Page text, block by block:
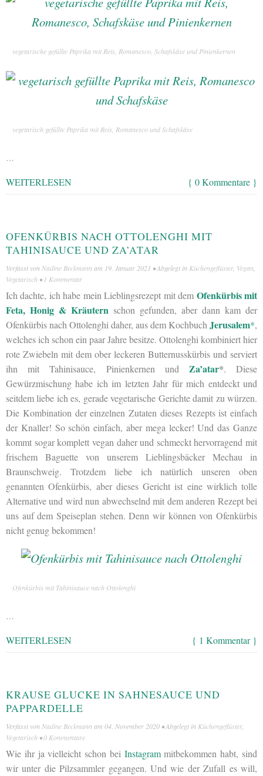
vegetarische gefüllte Paprika mit Reis, Romanesco, Schafskäse und Pinienkernen
vegetarisch gefüllte Paprika mit Reis, Romanesco und Schafskäse
…
WEITERLESEN { 0 Kommentare }
OFENKÜRBIS NACH OTTOLENGHI MIT
TAHINISAUCE UND ZA’ATAR
Verfasst von Nadine Beckmann am 19. Januar 2021 • Abgelegt in Küchengeflüster, Vegan,
Vegetarisch •1 Kommentar
Ich dachte, ich habe mein Lieblingsrezept mit dem Ofenkürbis mit
Feta, Honig & Kräutern schon gefunden, aber dann kam der
Ofenkürbis nach Ottolenghi daher, aus dem KochbuchJerusalem*,
welches ich schon ein paar Jahre besitze. Ottolenghi kombiniert hier
rote Zwiebeln mit dem ober leckeren Butternusskürbis und serviert
ihn mit Tahinisauce, Pinienkernen und Za’atar*. Diese
Gewürzmischung habe ich im letzten Jahr für mich entdeckt und
seitdem liebe ich es, gerade vegetarische Gerichte damit zu würzen.
Die Kombination der einzelnen Zutaten dieses Rezepts ist einfach
der Knaller! So schön einfach, aber mega lecker! Und das Ganze
kommt sogar komplett vegan daher und schmeckt hervorragend mit
frischem Baguette von unserem Lieblingsbäcker Mechau in
Braunschweig. Trotzdem liebe ich natürlich unseren oben
genannten Ofenkürbis, aber dieses Gericht ist eine wirklich tolle
Alternative und wird nun abwechselnd mit dem anderen Rezept bei
uns auf dem Speiseplan stehen. Denn wir können von Ofenkürbis
nicht genug bekommen!
Ofenkürbis mit Tahinisauce nach Ottolenghi
…
WEITERLESEN { 1 Kommentar }
KRAUSE GLUCKE IN SAHNESAUCE UND
PAPPARDELLE
Verfasst von Nadine Beckmann am 04. November 2020 • Abgelegt in Küchengeflüster,
Vegetarisch •0 Kommentare
Wie ihr ja vielleicht schon bei Instagrammitbekommen habt, sind
wir unter die Pilzsammler gegangen. Und wie der Zufall es will,